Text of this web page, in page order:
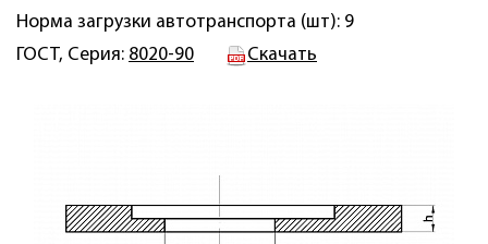
Норма загрузки автотранспорта (шт): 9
ГОСТ, Серия: 8020-90 Скачать